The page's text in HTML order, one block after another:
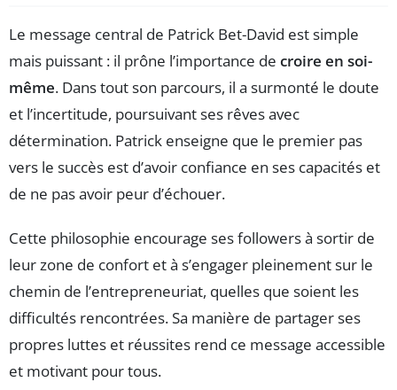
Le message central de Patrick Bet-David est simple
mais puissant : il prône l’importance de croire en soi-
même. Dans tout son parcours, il a surmonté le doute
et l’incertitude, poursuivant ses rêves avec
détermination. Patrick enseigne que le premier pas
vers le succès est d’avoir confiance en ses capacités et
de ne pas avoir peur d’échouer.
Cette philosophie encourage ses followers à sortir de
leur zone de confort et à s’engager pleinement sur le
chemin de l’entrepreneuriat, quelles que soient les
difficultés rencontrées. Sa manière de partager ses
propres luttes et réussites rend ce message accessible
et motivant pour tous.